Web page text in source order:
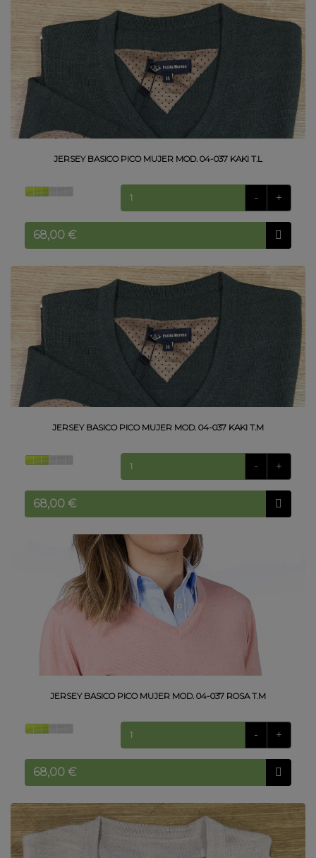
JERSEY BASICO PICO MUJER MOD. 04-037 KAKI T.L
- +
JERSEY BASICO PICO MUJER MOD. 04-037 KAKI T.M
- +
JERSEY BASICO PICO MUJER MOD. 04-037 ROSA T.M
- +